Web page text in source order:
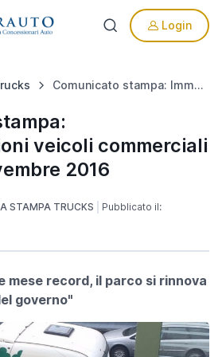
Login
Comunicato stampa: Immatricolazioni veicoli commerciali in Europa novembre 2016
veicoli commerciali
2016
STAMPA TRUCKS
Pubblicato il:
mese record, il parco si rinnova
governo"